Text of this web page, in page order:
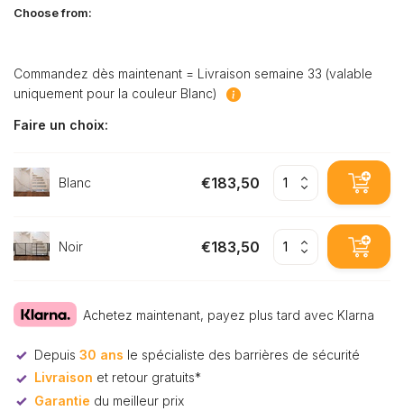
Choose from:
Commandez dès maintenant = Livraison semaine 33 (valable
uniquement pour la couleur Blanc)
Faire un choix:
Blanc €183,50
Noir €183,50
Achetez maintenant, payez plus tard avec Klarna
Depuis 30 ans le spécialiste des barrières de sécurité
Livraison et retour gratuits*
Garantie du meilleur prix